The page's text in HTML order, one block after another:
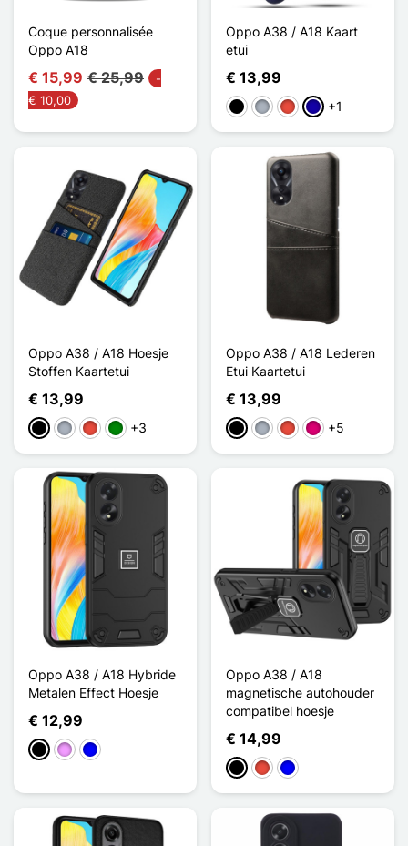
Coque personnalisée
Oppo A18
€ 15,99 € 25,99
-
€ 10,00
Oppo A38 / A18 Kaart
etui
€ 13,99
ZwartGrijsRoodDonkerblauw
+1
Oppo A38 / A18 Hoesje
Stoffen Kaartetui
€ 13,99
ZwartGrijsRoodGroen
+3
Oppo A38 / A18 Lederen
Etui Kaartetui
€ 13,99
ZwartGrijsRoodMagenta
+5
Oppo A38 / A18 Hybride
Metalen Effect Hoesje
€ 12,99
ZwartLicht Violet
Blauw
Oppo A38 / A18
magnetische autohouder
compatibel hoesje
€ 14,99
ZwartRoodBlauw